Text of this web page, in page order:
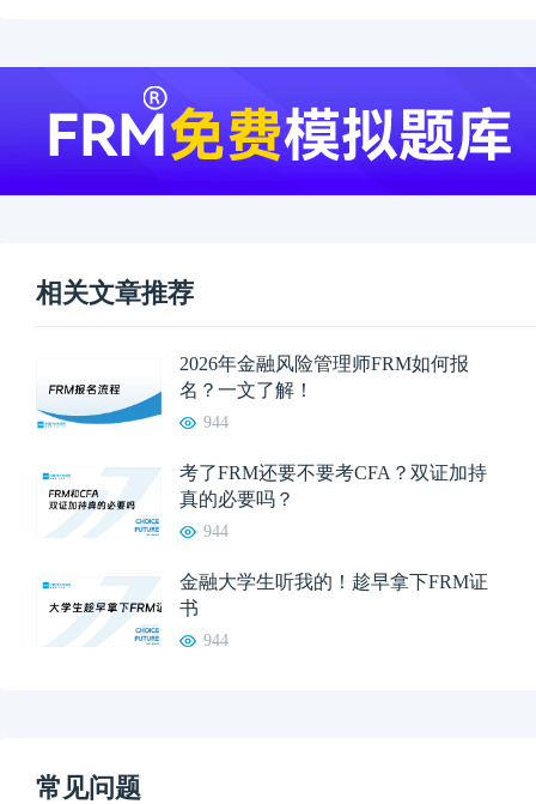
相关文章推荐
2026年金融风险管理师FRM如何报
名？一文了解！
944
考了FRM还要不要考CFA？双证加持
真的必要吗？
944
金融大学生听我的！趁早拿下FRM证
书
944
常见问题